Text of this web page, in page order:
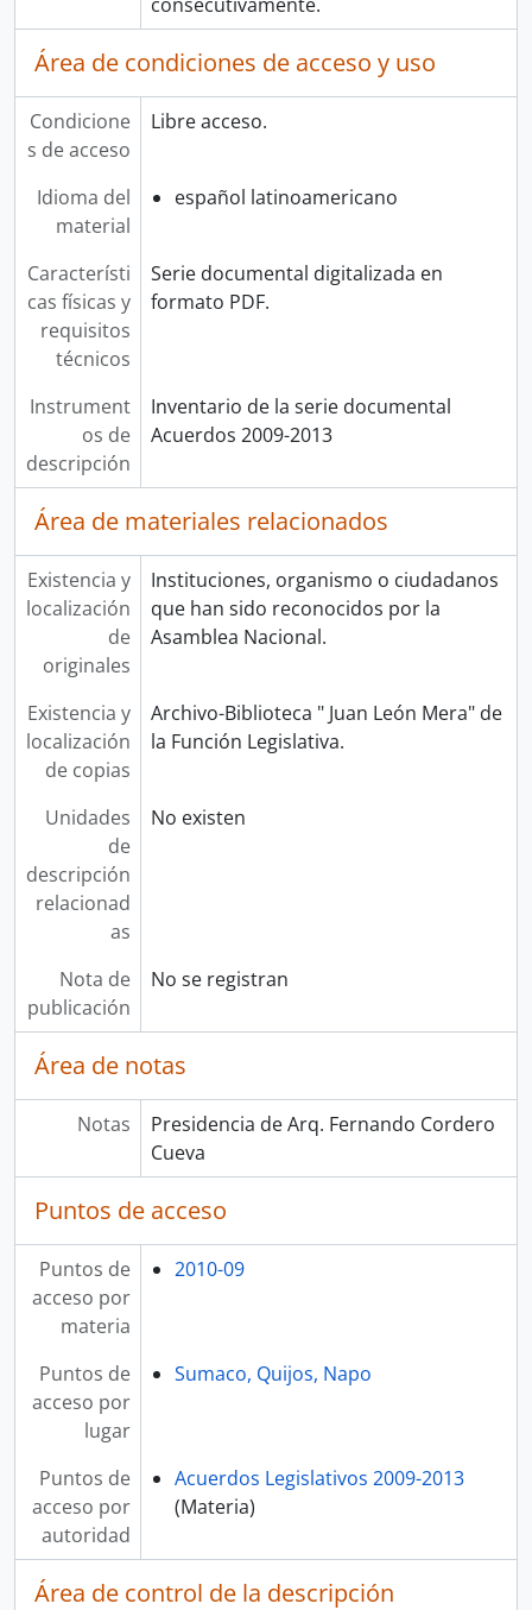
Área de condiciones de acceso y uso
Condicione
s de acceso
Libre acceso.
Idioma del
material
español latinoamericano
Característi
cas físicas y
requisitos
técnicos
Serie documental digitalizada en
formato PDF.
Instrument
os de
descripción
Inventario de la serie documental
Acuerdos 2009-2013
Área de materiales relacionados
Existencia y
localización
de
originales
Instituciones, organismo o ciudadanos
que han sido reconocidos por la
Asamblea Nacional.
Existencia y
localización
de copias
Archivo-Biblioteca " Juan León Mera" de
la Función Legislativa.
Unidades
de
descripción
relacionad
as
No existen
Nota de
publicación
No se registran
Área de notas
Notas
Presidencia de Arq. Fernando Cordero
Cueva
Puntos de acceso
Puntos de
acceso por
materia
2010-09
Puntos de
acceso por
lugar
Sumaco, Quijos, Napo
Puntos de
acceso por
autoridad
Acuerdos Legislativos 2009-2013
(Materia)
Área de control de la descripción